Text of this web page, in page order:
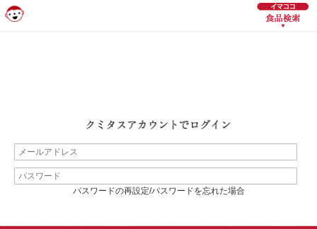
パスワードの再設定/パスワードを忘れた場合